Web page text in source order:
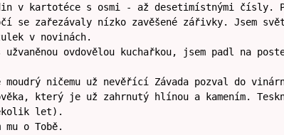
v kartotéce s osmi - až desetimístnými čísly.
se zařezávaly nízko zavěšené zářivky. Jsem
v novinách.
ovdovělou kuchařkou, jsem padl na
moudrý ničemu už nevěřící Závada pozval do
který je už zahrnutý hlínou a kamením.
let).
o Tobě.